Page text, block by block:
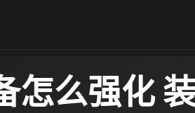
怎么强化